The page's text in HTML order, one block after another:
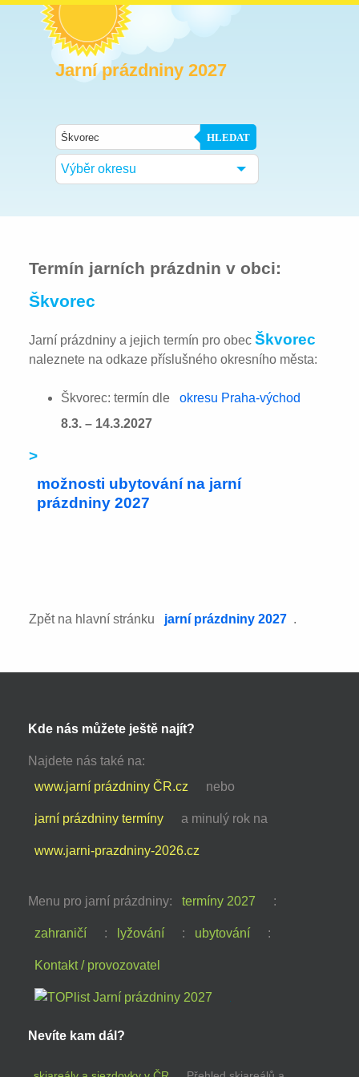
Jarní prázdniny 2027
HLEDAT
Výběr okresu
Termín jarních prázdnin v obci:
Škvorec
Jarní prázdniny a jejich termín pro obecŠkvorec
naleznete na odkaze příslušného okresního města:
Škvorec: termín dle
okresu Praha-východ
8.3. – 14.3.2027
>
možnosti ubytování na jarní
prázdniny 2027
Zpět na hlavní stránku jarní prázdniny 2027 .
Kde nás můžete ještě najít?
Najdete nás také na:
www.jarní prázdniny ČR.cz
nebo
jarní prázdniny termíny a minulý rok na
www.jarni-prazdniny-2026.cz
Menu pro jarní prázdniny: termíny 2027 :
zahraničí : lyžování : ubytování :
Kontakt / provozovatel
Nevíte kam dál?